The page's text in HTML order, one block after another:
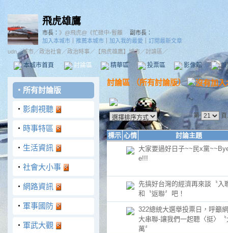
飛虎雄鷹
市長： 》@飛虎@《忙碌中-暫離
副市長：
加入本城市
推薦本城市 加入我的最愛
訂閱最新文章
udn／城市／政治社會 ／政治時事／ 【飛虎雄鷹】城市／討論區／
本城市首頁 討論區 精華區 投票區 影像館 推
‧ 所有討論版
‧ 影劇視聽
‧ 時事特區
‧ 生活資訊
‧ 社會大小事
‧ 網路資訊
‧ 軍事國防
‧ 軍武大觀
討論區 （所有討論版）
第
標示 心情
討論主題
大家要過好日子~~民x黨
e!!!
先搞好台灣的經濟再來談〝入
和〝返聯〞吧！
322總統大選舉投票日，呼籲
大串聯-讓我們一起聽〈挺〉〝
萬〞